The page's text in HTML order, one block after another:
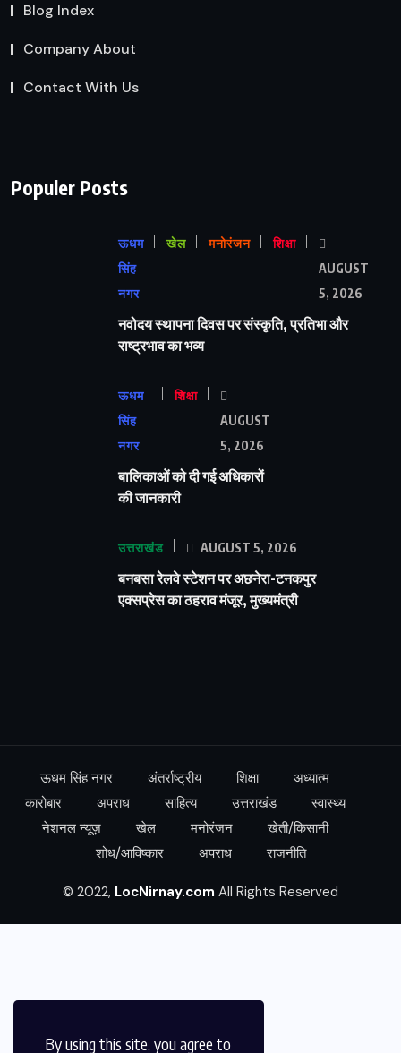
By using this site, you agree to
Blog Index
Company About
Contact With Us
Populer Posts
ऊधम
सिंह
नगर
खेल मनोरंजन शिक्षा
AUGUST
5, 2026
नवोदय स्थापना दिवस पर संस्कृति, प्रतिभा और
राष्ट्रभाव का भव्य
ऊधम
सिंह
नगर
शिक्षा
AUGUST
5, 2026
बालिकाओं को दी गई अधिकारों
की जानकारी
उत्तराखंड AUGUST 5, 2026
बनबसा रेलवे स्टेशन पर अछनेरा-टनकपुर
एक्सप्रेस का ठहराव मंजूर, मुख्यमंत्री
ऊधम सिंह नगर अंतर्राष्ट्रीय शिक्षा
अध्यात्म
कारोबार
अपराध साहित्य उत्तराखंड
स्वास्थ्य
नेशनल न्यूज़
खेल मनोरंजन
खेती/किसानी
शोध/आविष्कार
अपराध राजनीति
© 2022, LocNirnay.com All Rights Reserved